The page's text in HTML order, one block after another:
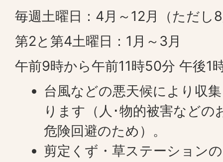
毎週土曜日：4月～12月（ただし
第2と第4土曜日：1月～3月
午前9時から午前11時50分 午後1
台風などの悪天候により収
ります（人･物的被害など
危険回避のため）。
剪定くず・草ステーション